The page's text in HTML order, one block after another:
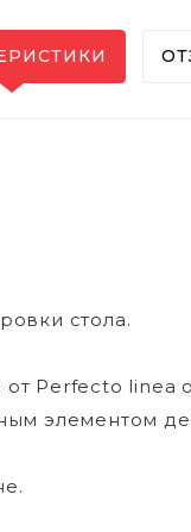
стола.
Perfecto linea
элементом